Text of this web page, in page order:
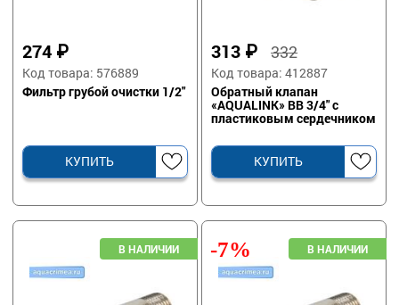
274 ₽
Код товара: 576889
Фильтр грубой очистки 1/2"
КУПИТЬ
313 ₽332
Код товара: 412887
Обратный клапан
«AQUALINK» ВВ 3/4" с
пластиковым сердечником
КУПИТЬ
-7%